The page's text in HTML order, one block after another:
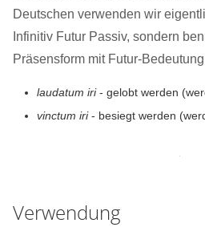
Deutschen verwenden wir
Infinitiv Futur Passiv, sondern
Präsensform mit Futur-
laudatum iri- gelobt werden
vinctum iri- besiegt werden
Verwendung